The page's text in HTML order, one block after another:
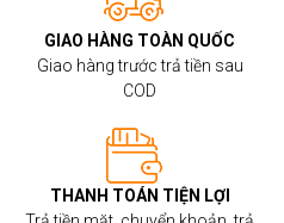
GIAO HÀNG TOÀN QUỐC
Giao hàng trước trả tiền sau
COD
THANH TOÁN TIỆN LỢI